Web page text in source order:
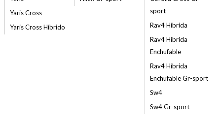
Yaris Cross
Yaris Cross Híbrido
sport
Rav4 Híbrida
Rav4 Híbrida
Enchufable
Rav4 Híbrida
Enchufable Gr-sport
Sw4
Sw4 Gr-sport